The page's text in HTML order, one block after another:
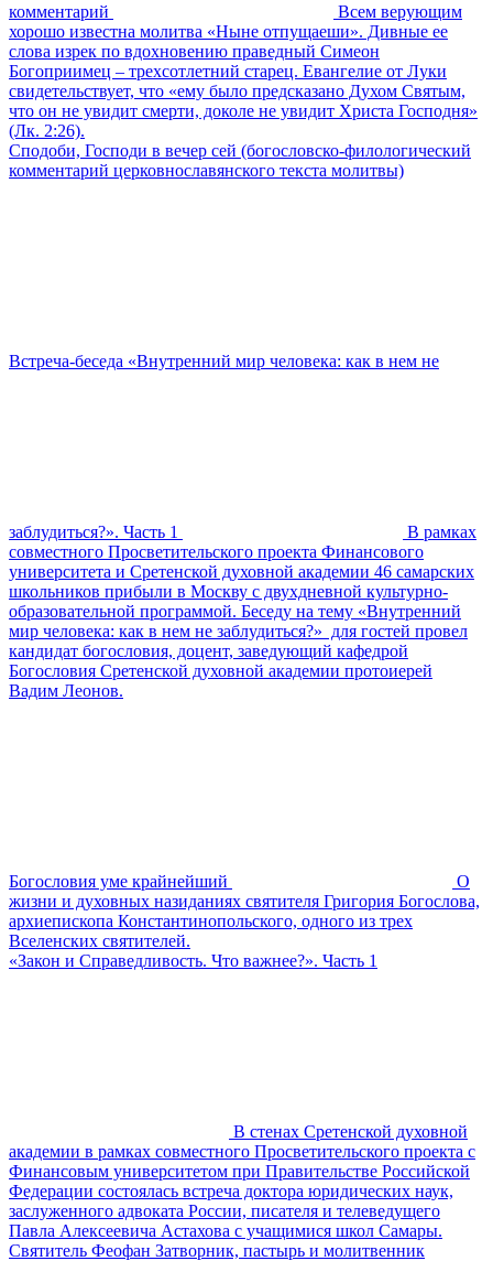
комментарий
Всем верующим
хорошо известна молитва «Ныне отпущаеши». Дивные ее
слова изрек по вдохновению праведный Симеон
Богоприимец – трехсотлетний старец. Евангелие от Луки
свидетельствует, что «ему было предсказано Духом Святым,
что он не увидит смерти, доколе не увидит Христа Господня»
(Лк. 2:26).
Сподоби, Господи в вечер сей (богословско-филологический
комментарий церковнославянского текста молитвы)
Встреча-беседа «Внутренний мир человека: как в нем не
заблудиться?». Часть 1
В рамках
совместного Просветительского проекта Финансового
университета и Сретенской духовной академии 46 самарских
школьников прибыли в Москву с двухдневной культурно-
образовательной программой. Беседу на тему «Внутренний
мир человека: как в нем не заблудиться?» для гостей провел
кандидат богословия, доцент, заведующий кафедрой
Богословия Сретенской духовной академии протоиерей
Вадим Леонов.
Богословия уме крайнейший
О
жизни и духовных назиданиях святителя Григория Богослова,
архиепископа Константинопольского, одного из трех
Вселенских святителей.
«Закон и Справедливость. Что важнее?». Часть 1
В стенах Сретенской духовной
академии в рамках совместного Просветительского проекта с
Финансовым университетом при Правительстве Российской
Федерации состоялась встреча доктора юридических наук,
заслуженного адвоката России, писателя и телеведущего
Павла Алексеевича Астахова с учащимися школ Самары.
Святитель Феофан Затворник, пастырь и молитвенник